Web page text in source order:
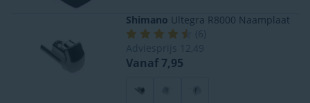
Shimano Ultegra R8000 Naamplaat
(6
Adviesprijs
12,49
Vanaf 7,95